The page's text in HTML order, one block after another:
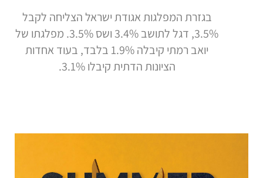
בגזרת המפלגות אגודת ישראל הצליחה לקבל
3.5%, דגל לתושב 3.4% ושס 3.5%. מפלגתו של
יואב רמתי קיבלה 1.9% בלבד, בעוד אחדות
הציונות הדתית קיבלו 3.1%.